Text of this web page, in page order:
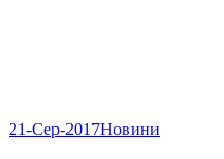
21-Сер-2017Новини